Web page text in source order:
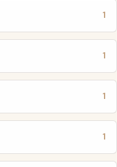
1
1
1
1